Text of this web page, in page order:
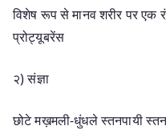
विशेष रूप से मानव शरीर पर एक
प्रोट्यूबरेंस
२) संज्ञा
छोटे मख़मली-धुंधले स्तनपायी